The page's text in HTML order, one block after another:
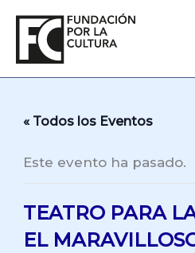
contenido
« Todos los Eventos
Este evento ha pasado.
TEATRO PARA
EL